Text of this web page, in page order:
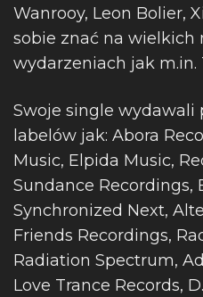
Wanrooy, Leon Bolier,
sobie znać na wielkich
wydarzeniach jak
Swoje single wydawali
labelów jak: Abora
Music, Elpida Music,
Sundance Recordings,
Synchronized Next,
Friends Recordings,
Radiation Spectrum,
Love Trance Records,